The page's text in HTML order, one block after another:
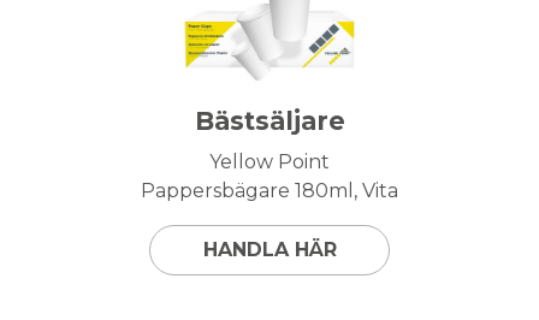
Bästsäljare
Yellow Point
Pappersbägare 180ml, Vita
HANDLA HÄR